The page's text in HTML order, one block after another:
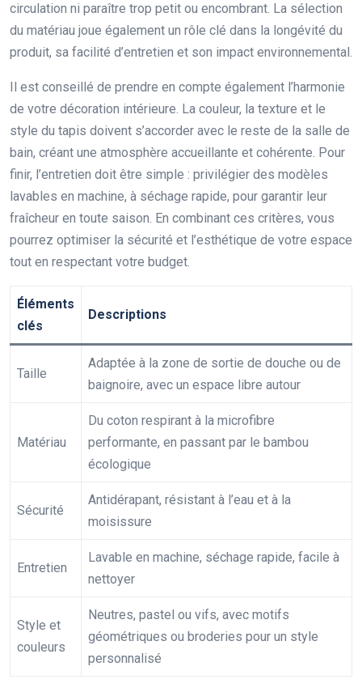
circulation ni paraître trop petit ou encombrant. La sélection
du matériau joue également un rôle clé dans la longévité du
produit, sa facilité d’entretien et son impact environnemental.
Il est conseillé de prendre en compte également l’harmonie
de votre décoration intérieure. La couleur, la texture et le
style du tapis doivent s’accorder avec le reste de la salle de
bain, créant une atmosphère accueillante et cohérente. Pour
finir, l’entretien doit être simple : privilégier des modèles
lavables en machine, à séchage rapide, pour garantir leur
fraîcheur en toute saison. En combinant ces critères, vous
pourrez optimiser la sécurité et l’esthétique de votre espace
tout en respectant votre budget.
Éléments
clés
Descriptions
Taille
Adaptée à la zone de sortie de douche ou de
baignoire, avec un espace libre autour
Matériau
Du coton respirant à la microfibre
performante, en passant par le bambou
écologique
Sécurité
Antidérapant, résistant à l’eau et à la
moisissure
Entretien
Lavable en machine, séchage rapide, facile à
nettoyer
Style et
couleurs
Neutres, pastel ou vifs, avec motifs
géométriques ou broderies pour un style
personnalisé